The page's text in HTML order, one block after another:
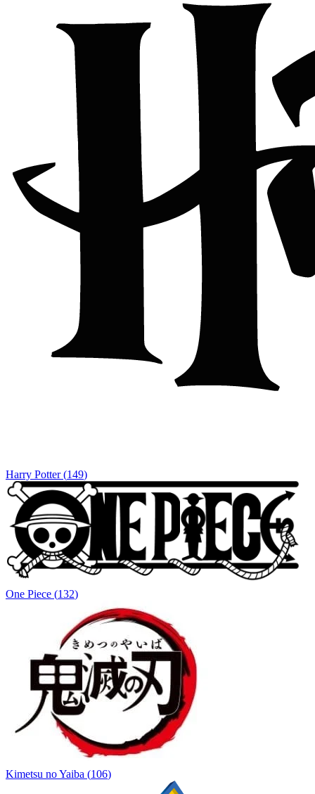
Harry Potter (149)
One Piece (132)
Kimetsu no Yaiba (106)